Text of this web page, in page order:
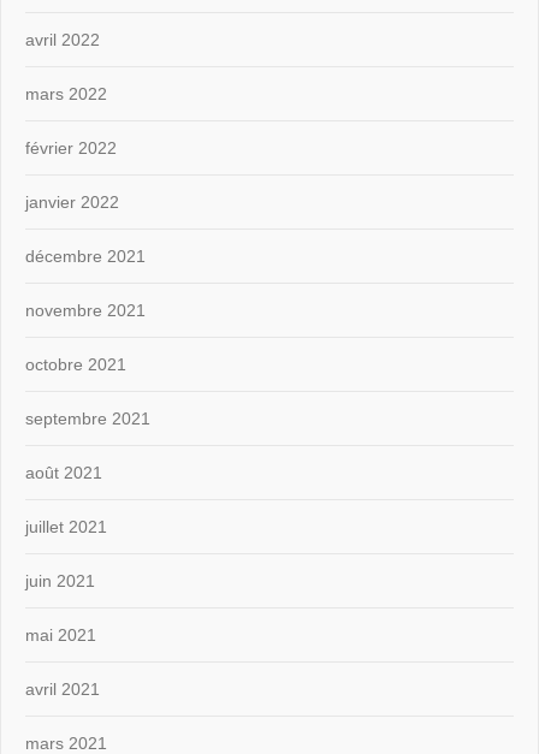
avril 2022
mars 2022
février 2022
janvier 2022
décembre 2021
novembre 2021
octobre 2021
septembre 2021
août 2021
juillet 2021
juin 2021
mai 2021
avril 2021
mars 2021